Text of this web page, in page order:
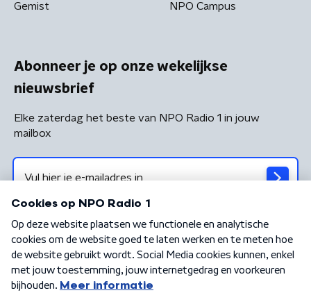
Gemist NPO Campus
Abonneer je op onze wekelijkse
nieuwsbrief
Elke zaterdag het beste van NPO Radio 1 in jouw
mailbox
Algemene voorwaarden Privacybeleid